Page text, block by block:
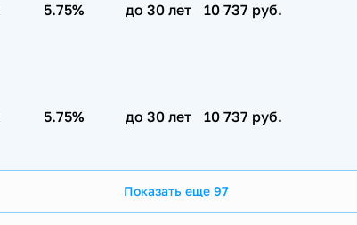
5.75% до 30 лет 10 737 руб.
5.75% до 30 лет 10 737 руб.
Показать еще 97